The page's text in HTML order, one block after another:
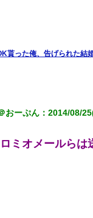
ｼｯｼｯ」→ 後日、俺を見
貰った俺、告げられた結
おーぷん ：2014/08/
ミオメールらは